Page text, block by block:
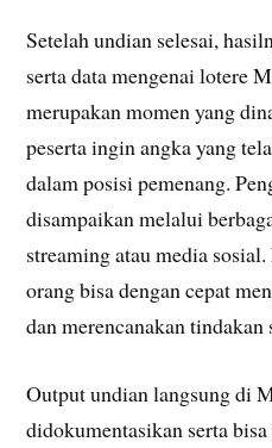
Setelah undian selesai,
serta data mengenai lotere
merupakan momen yang
peserta ingin angka yang
dalam posisi pemenang.
disampaikan melalui
streaming atau media
orang bisa dengan cepat
dan merencanakan tindakan
Output undian langsung di
didokumentasikan serta bisa